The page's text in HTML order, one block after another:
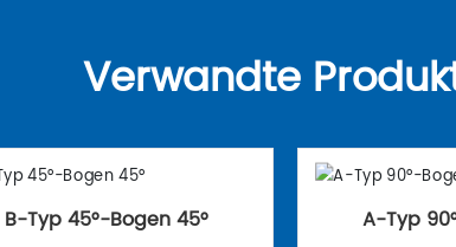
Verwandte
B-Typ 45°-Bogen 45°
A-Typ